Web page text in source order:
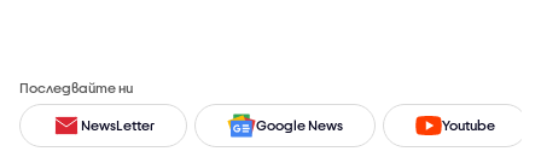
Последвайте ни
NewsLetter Google News Youtube